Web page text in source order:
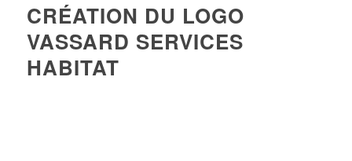
CRÉATION DU LOGO
VASSARD SERVICES
HABITAT